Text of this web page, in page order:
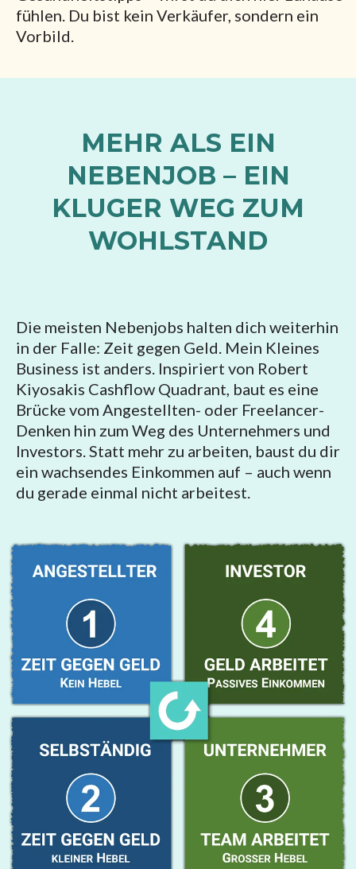
fühlen. Du bist kein Verkäufer, sondern ein
Vorbild.
MEHR ALS EIN
NEBENJOB – EIN
KLUGER WEG ZUM
WOHLSTAND
Die meisten Nebenjobs halten dich weiterhin
in der Falle: Zeit gegen Geld. Mein Kleines
Business ist anders. Inspiriert von Robert
Kiyosakis Cashflow Quadrant, baut es eine
Brücke vom Angestellten- oder Freelancer-
Denken hin zum Weg des Unternehmers und
Investors. Statt mehr zu arbeiten, baust du dir
ein wachsendes Einkommen auf – auch wenn
du gerade einmal nicht arbeitest.